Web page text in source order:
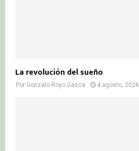
La revolución del sueño
Por Gonzalo Royo Gasca 4 agosto, 2026